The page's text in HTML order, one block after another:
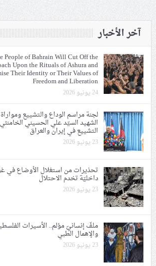
آخر الأخبار
People of Bahrain Will Cut Off the
Upon the Rituals of Ashura and
Their Identity or Their Values of
Freedom and Liberation
24 يونيو 2026
لجنة مراسم الوداع والتشييع ومواراة
الشهيد السيّد علي الحسيني
التشييع في إيران والعراق
23 يونيو 2026
تحذيرات من استغلال الأوضاع في
داخليّة تخدم الاحتلال
23 يونيو 2026
ملفّ إنسانيّ مؤلم.. الأسيرات
والإهمال الطبي
23 يونيو 2026